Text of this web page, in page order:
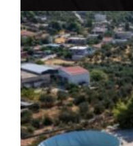
ΡΕΠΟΡΤΑΖ | 07/08/2026 ·
Ο Δούκας για
μάχη των
μου να κατέβει ο